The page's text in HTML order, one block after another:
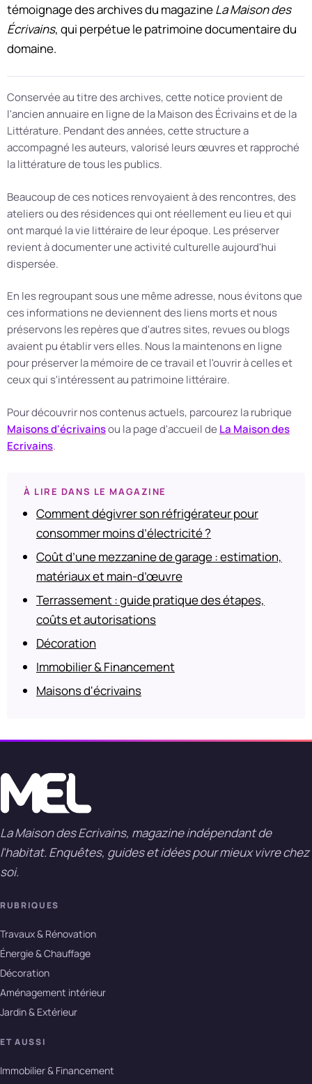
témoignage des archives du magazineLa Maison des
Écrivains, qui perpétue le patrimoine documentaire du
domaine.
Conservée au titre des archives, cette notice provient de
l'ancien annuaire en ligne de la Maison des Écrivains et de la
Littérature. Pendant des années, cette structure a
accompagné les auteurs, valorisé leurs œuvres et rapproché
la littérature de tous les publics.
Beaucoup de ces notices renvoyaient à des rencontres, des
ateliers ou des résidences qui ont réellement eu lieu et qui
ont marqué la vie littéraire de leur époque. Les préserver
revient à documenter une activité culturelle aujourd'hui
dispersée.
En les regroupant sous une même adresse, nous évitons que
ces informations ne deviennent des liens morts et nous
préservons les repères que d'autres sites, revues ou blogs
avaient pu établir vers elles. Nous la maintenons en ligne
pour préserver la mémoire de ce travail et l'ouvrir à celles et
ceux qui s'intéressent au patrimoine littéraire.
Pour découvrir nos contenus actuels, parcourez la rubrique
Maisons d'écrivainsou la page d'accueil de La Maison des
Ecrivains.
À LIRE DANS LE MAGAZINE
Comment dégivrer son réfrigérateur pour
consommer moins d’électricité ?
Coût d’une mezzanine de garage : estimation,
matériaux et main-d’œuvre
Terrassement : guide pratique des étapes,
coûts et autorisations
Décoration
Immobilier & Financement
Maisons d'écrivains
La Maison des Ecrivains, magazine indépendant de
l'habitat. Enquêtes, guides et idées pour mieux vivre chez
soi.
RUBRIQUES
Travaux & Rénovation
Énergie & Chauffage
Décoration
Aménagement intérieur
Jardin & Extérieur
ET AUSSI
Immobilier & Financement